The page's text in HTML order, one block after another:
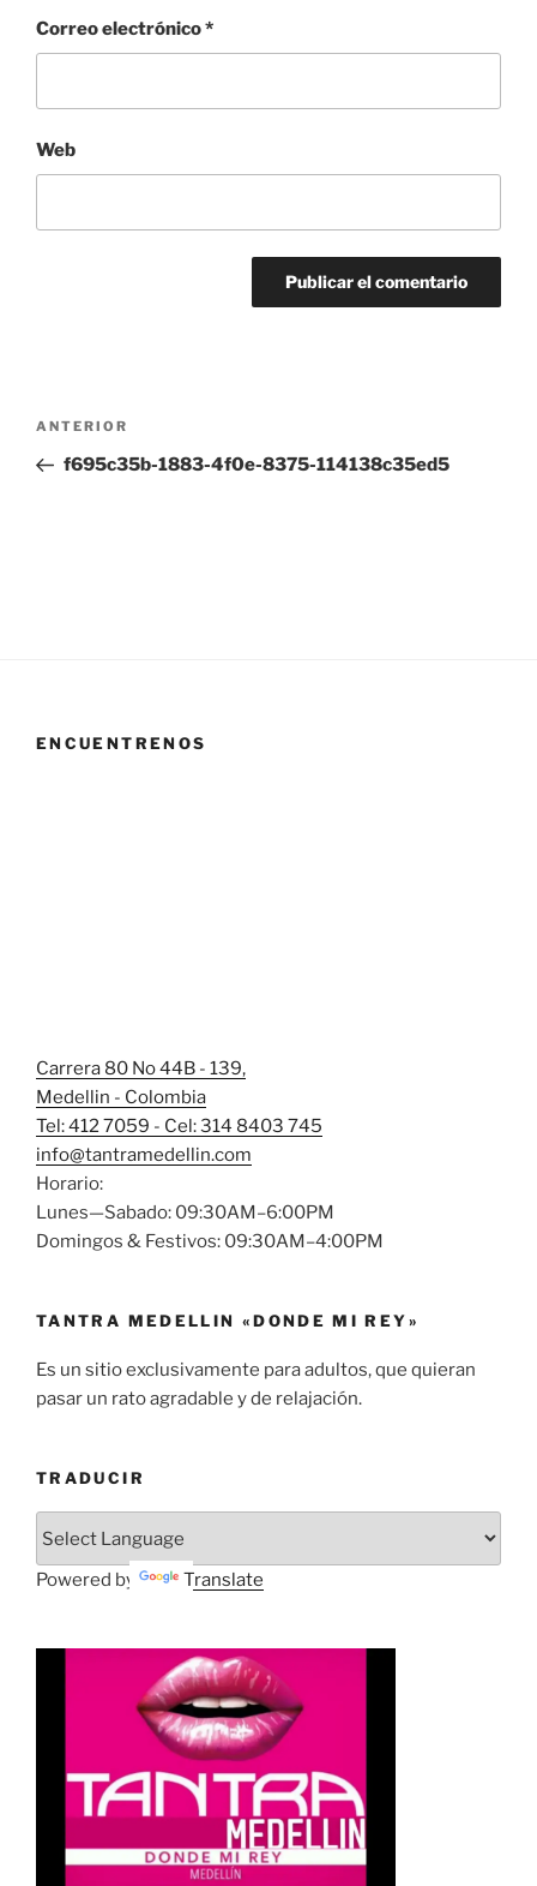
Correo electrónico*
Web
Navegación
entradas
Entrada
anterior:
ANTERIOR
f695c35b-1883-4f0e-8375-114138c35ed5
ENCUENTRENOS
Carrera 80 No 44B - 139,
Medellin - Colombia
Tel: 412 7059 - Cel: 314 8403 745
info@tantramedellin.com
Horario:
Lunes—Sabado: 09:30AM–6:00PM
Domingos & Festivos: 09:30AM–4:00PM
TANTRA MEDELLIN «DONDE MI REY»
Es un sitio exclusivamente para adultos, que quieran
pasar un rato agradable y de relajación.
TRADUCIR
Powered by Translate